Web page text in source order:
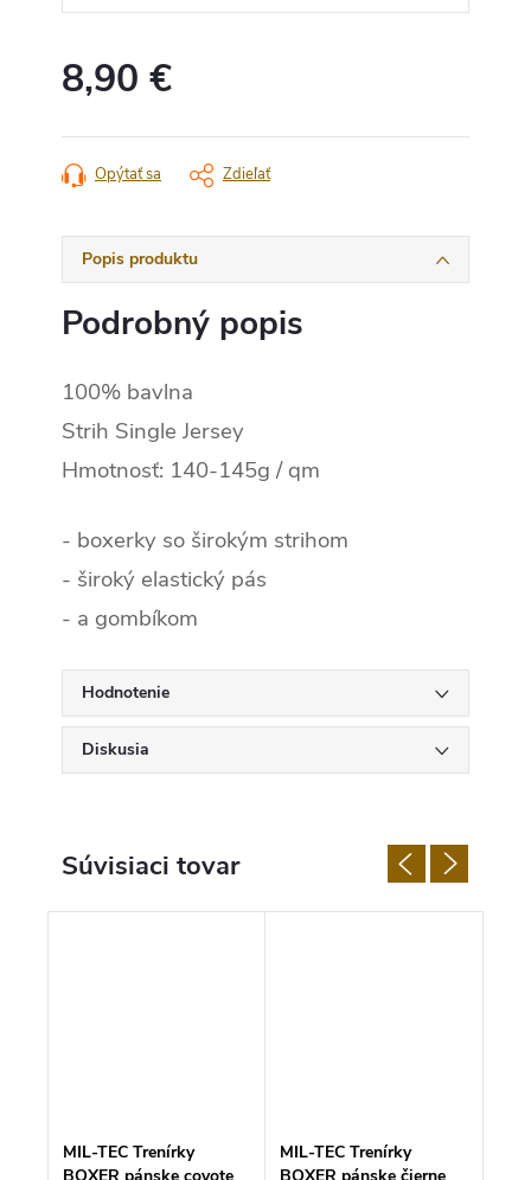
8,90 €
cena:
Opýtať sa Zdieľať
Popis produktu
Podrobný popis
100% bavlna
Strih Single Jersey
Hmotnosť: 140-145g / qm
- boxerky so širokým strihom
- široký elastický pás
- a gombíkom
Hodnotenie
Diskusia
Súvisiaci tovar
MIL-TEC Trenírky
MIL-TEC Trenírky